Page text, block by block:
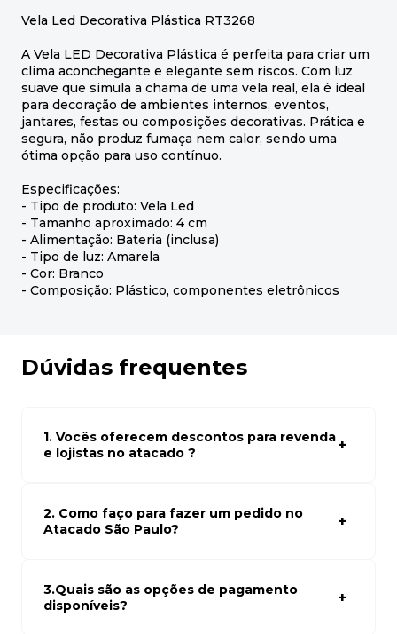
Vela Led Decorativa Plástica RT3268
A Vela LED Decorativa Plástica é perfeita para criar um
clima aconchegante e elegante sem riscos. Com luz
suave que simula a chama de uma vela real, ela é ideal
para decoração de ambientes internos, eventos,
jantares, festas ou composições decorativas. Prática e
segura, não produz fumaça nem calor, sendo uma
ótima opção para uso contínuo.
Especificações:
- Tipo de produto: Vela Led
- Tamanho aproximado: 4 cm
- Alimentação: Bateria (inclusa)
- Tipo de luz: Amarela
- Cor: Branco
- Composição: Plástico, componentes eletrônicos
Dúvidas frequentes
1. Vocês oferecem descontos para revenda
e lojistas no atacado ?
atacado empresas e compre com os melhores preços
para seu modelo de negócio
2. Como faço para fazer um pedido no
Atacado São Paulo?
carrinho. Em seguida, siga as instruções para finalizar a
compra. Se precisar de ajuda, nossa equipe de suporte
está à disposição para auxiliá-lo.
3.Quais são as opções de pagamento
disponíveis?